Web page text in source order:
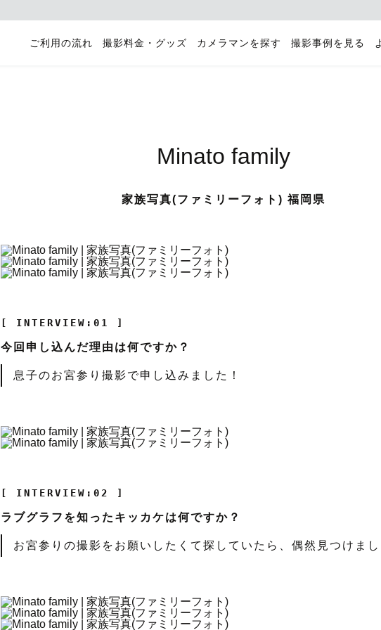
ご利用の流れ 撮影料金・グッズ カメラマンを探す 撮影事例を見る
Minato family
家族写真(ファミリーフォト) 福岡県
[ INTERVIEW:01 ]
今回申し込んだ理由は何ですか？
息子のお宮参り撮影で申し込みました！
[ INTERVIEW:02 ]
ラブグラフを知ったキッカケは何ですか？
お宮参りの撮影をお願いしたくて探していたら、偶然見つけま